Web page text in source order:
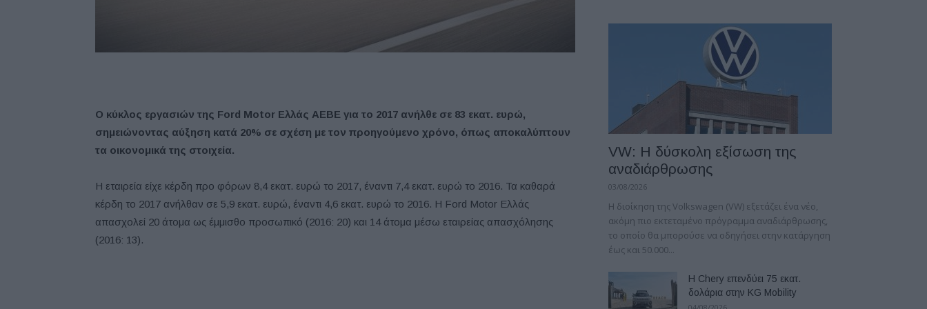
Ο κύκλος εργασιών της Ford Motor Ελλάς ΑΕΒΕ για το 2017 ανήλθε σε 83 εκατ. ευρώ,
σημειώνοντας αύξηση κατά 20% σε σχέση με τον προηγούμενο χρόνο, όπως αποκαλύπτουν
τα οικονομικά της στοιχεία.
Η εταιρεία είχε κέρδη προ φόρων 8,4 εκατ. ευρώ το 2017, έναντι 7,4 εκατ. ευρώ το 2016. Τα καθαρά
κέρδη το 2017 ανήλθαν σε 5,9 εκατ. ευρώ, έναντι 4,6 εκατ. ευρώ το 2016. H Ford Motor Ελλάς
απασχολεί 20 άτομα ως έμμισθο προσωπικό (2016: 20) και 14 άτομα μέσω εταιρείας απασχόλησης
(2016: 13).
VW: Η δύσκολη εξίσωση της
αναδιάρθρωσης
03/08/2026
Η διοίκηση της Volkswagen (VW) εξετάζει ένα νέο,
ακόμη πιο εκτεταμένο πρόγραμμα αναδιάρθρωσης,
το οποίο θα μπορούσε να οδηγήσει στην κατάργηση
έως και 50.000...
Η Chery επενδύει 75 εκατ.
δολάρια στην KG Mobility